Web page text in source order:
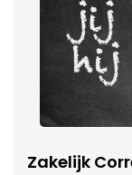
Zakelijk